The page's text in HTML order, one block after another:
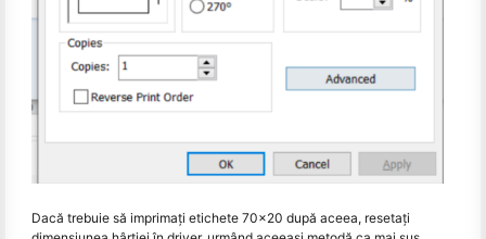
Dacă trebuie să imprimaţi etichete 70x20 după aceea, resetaţi